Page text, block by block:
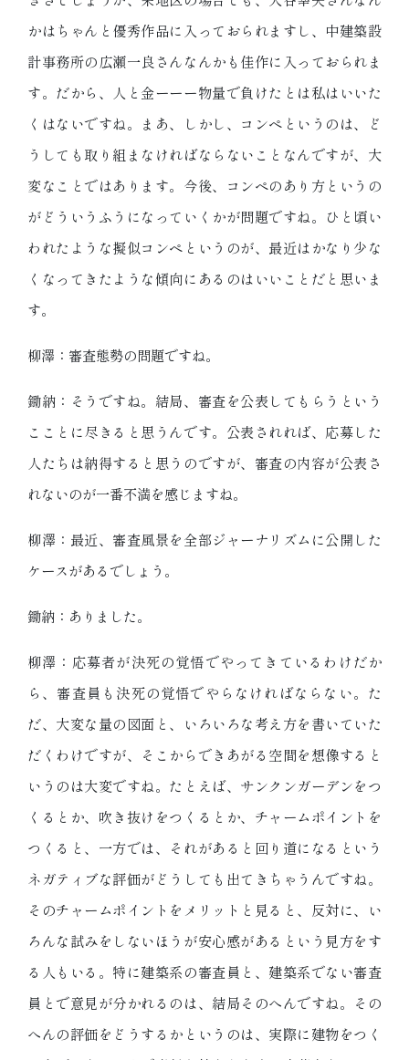
かはちゃんと優秀作品に入っておられますし、中建築設
計事務所の広瀬一良さんなんかも佳作に入っておられま
す。だから、人と金ーーー物量で負けたとは私はいいた
くはないですね。まあ、しかし、コンペというのは、ど
うしても取り組まなければならないことなんですが、大
変なことではあります。今後、コンペのあり方というの
がどういうふうになっていくかが問題ですね。ひと頃い
われたような擬似コンペというのが、最近はかなり少な
くなってきたような傾向にあるのはいいことだと思いま
す。
柳澤：審査態勢の問題ですね。
鋤納：そうですね。結局、審査を公表してもらうという
こことに尽きると思うんです。公表されれば、応募した
人たちは納得すると思うのですが、審査の内容が公表さ
れないのが一番不満を感じますね。
柳澤：最近、審査風景を全部ジャーナリズムに公開した
ケースがあるでしょう。
鋤納：ありました。
柳澤：応募者が決死の覚悟でやってきているわけだか
ら、審査員も決死の覚悟でやらなければならない。た
だ、大変な量の図面と、いろいろな考え方を書いていた
だくわけですが、そこからできあがる空間を想像すると
いうのは大変ですね。たとえば、サンクンガーデンをつ
くるとか、吹き抜けをつくるとか、チャームポイントを
つくると、一方では、それがあると回り道になるという
ネガティブな評価がどうしても出てきちゃうんですね。
そのチャームポイントをメリットと見ると、反対に、い
ろんな試みをしないほうが安心感があるという見方をす
る人もいる。特に建築系の審査員と、建築系でない審査
員とで意見が分かれるのは、結局そのへんですね。その
へんの評価をどうするかというのは、実際に建物をつく